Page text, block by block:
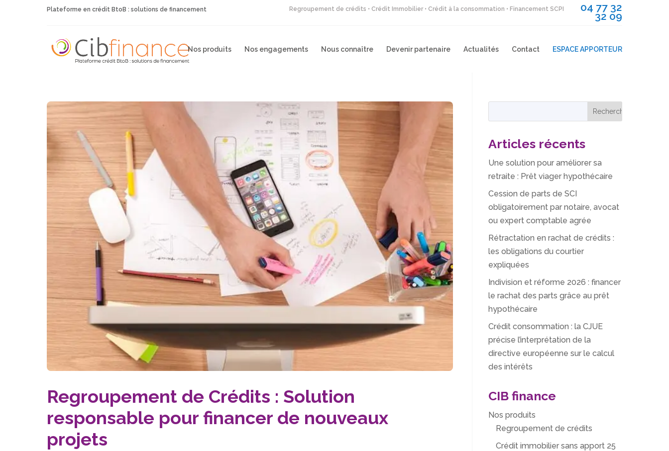
Plateforme en crédit BtoB : solutions de financement Regroupement de crédits • Crédit Immobilier • Crédit à la consommation • Financement SCPI 04 77 32
32 09
Nos produits Nos engagements Nous connaître Devenir partenaire Actualités Contact ESPACE APPORTEUR
Regroupement de Crédits : Solution
responsable pour financer de nouveaux
projets
Articles récents
Une solution pour améliorer sa
retraite : Prêt viager hypothécaire
Cession de parts de SCI
obligatoirement par notaire, avocat
ou expert comptable agrée
Rétractation en rachat de crédits :
les obligations du courtier
expliquées
Indivision et réforme 2026 : financer
le rachat des parts grâce au prêt
hypothécaire
Crédit consommation : la CJUE
précise l’interprétation de la
directive européenne sur le calcul
des intérêts
CIB finance
Nos produits
Regroupement de crédits
Crédit immobilier sans apport 25